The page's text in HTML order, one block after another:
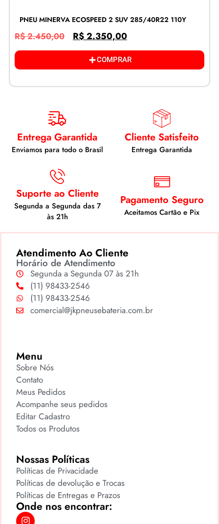
PNEU MINERVA ECOSPEED 2 SUV 285/40R22 110Y
R$2.450,00 R$2.350,00
COMPRAR
Entrega Garantida
Enviamos para todo o Brasil
Cliente Satisfeito
Entrega Garantida
Suporte ao Cliente
Segunda a Segunda das 7
às 21h
Pagamento Seguro
Aceitamos Cartão e Pix
Atendimento Ao Cliente
Horário de Atendimento
Segunda a Segunda 07 às 21h
(11) 98433-2546
(11) 98433-2546
comercial@jkpneusebateria.com.br
Menu
Sobre Nós
Contato
Meus Pedidos
Acompanhe seus pedidos
Editar Cadastro
Todos os Produtos
Nossas Políticas
Políticas de Privacidade
Políticas de devolução e Trocas
Políticas de Entregas e Prazos
Onde nos encontrar: